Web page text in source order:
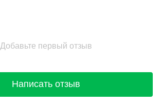
Добавьте первый отзыв
Написать отзыв